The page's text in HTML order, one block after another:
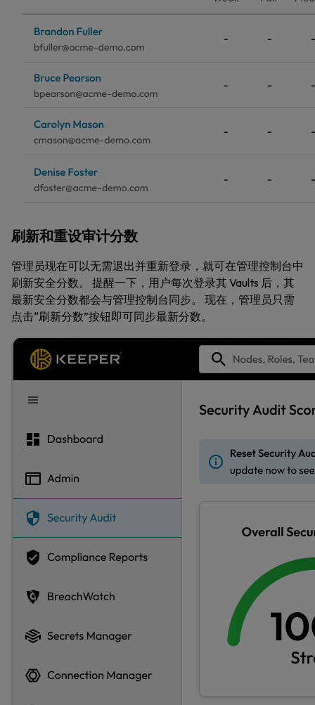
刷新和重设审计分数
管理员现在可以无需退出并重新登录，就可在管理控制台中
刷新安全分数。 提醒一下，用户每次登录其 Vaults 后，其
最新安全分数都会与管理控制台同步。 现在，管理员只需
点击“刷新分数”按钮即可同步最新分数。